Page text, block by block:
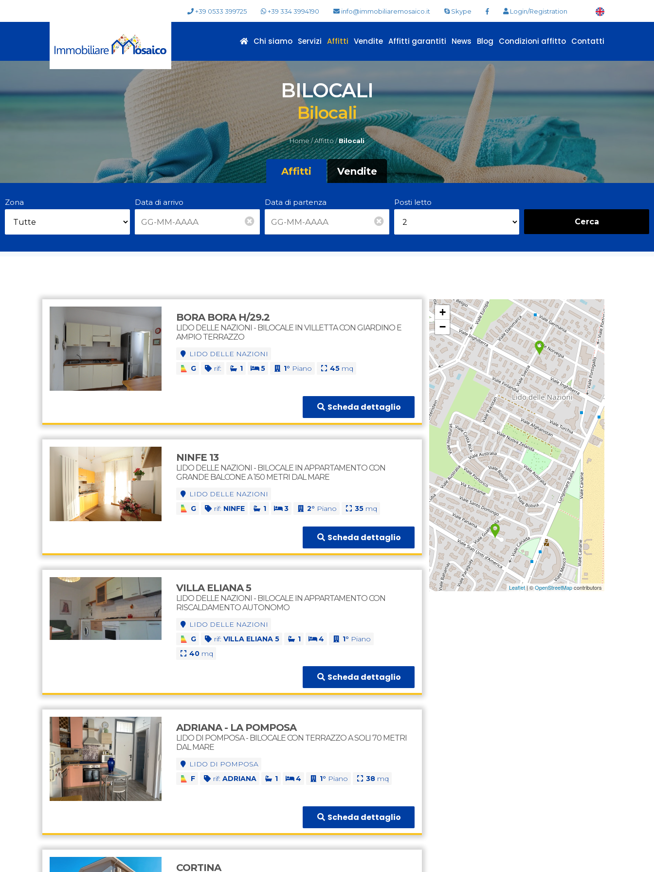
+39 0533 399725 +39 334 3994190 info@immobiliaremosaico.it Skype Login/Registration
Chi siamo Servizi Affitti Vendite Affitti garantiti News Blog Condizioni affitto Contatti
BILOCALI
Bilocali
Home /Affitto / Bilocali
Affitti Vendite
Zona Data di arrivo Data di partenza Posti letto
Cerca
BORA BORA H/29.2
LIDO DELLE NAZIONI - BILOCALE IN VILLETTA CON GIARDINO E
AMPIO TERRAZZO
LIDO DELLE NAZIONI
G
rif: 1 5 1° Piano 45 mq
Scheda dettaglio
NINFE 13
LIDO DELLE NAZIONI - BILOCALE IN APPARTAMENTO CON
GRANDE BALCONE A 150 METRI DAL MARE
LIDO DELLE NAZIONI
G
rif: NINFE 1 3 2° Piano 35 mq
Scheda dettaglio
VILLA ELIANA 5
LIDO DELLE NAZIONI - BILOCALE IN APPARTAMENTO CON
RISCALDAMENTO AUTONOMO
LIDO DELLE NAZIONI
G
rif:VILLA ELIANA 5 1 4 1° Piano
40 mq
Scheda dettaglio
ADRIANA - LA POMPOSA
LIDO DI POMPOSA - BILOCALE CON TERRAZZO A SOLI 70 METRI
DAL MARE
LIDO DI POMPOSA
F
rif:ADRIANA 1 4 1° Piano 38 mq
Scheda dettaglio
CORTINA
+
−
Leaflet| ©OpenStreetMapcontributors